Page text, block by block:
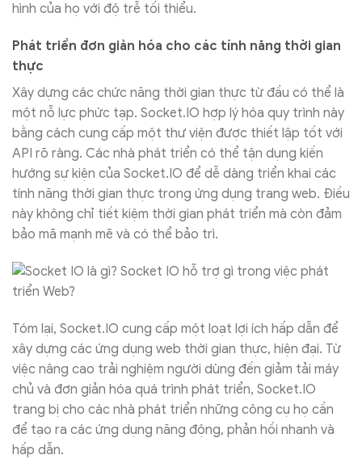
hình của họ với độ trễ tối thiểu.
Phát triển đơn giản hóa cho các tính năng thời gian
thực
Xây dựng các chức năng thời gian thực từ đầu có thể là
một nỗ lực phức tạp. Socket.IO hợp lý hóa quy trình này
bằng cách cung cấp một thư viện được thiết lập tốt với
API rõ ràng. Các nhà phát triển có thể tận dụng kiến
hướng sự kiện của Socket.IO để dễ dàng triển khai các
tính năng thời gian thực trong ứng dụng trang web. Điều
này không chỉ tiết kiệm thời gian phát triển mà còn đảm
bảo mã mạnh mẽ và có thể bảo trì.
Tóm lại, Socket.IO cung cấp một loạt lợi ích hấp dẫn để
xây dựng các ứng dụng web thời gian thực, hiện đại. Từ
việc nâng cao trải nghiệm người dùng đến giảm tải máy
chủ và đơn giản hóa quá trình phát triển, Socket.IO
trang bị cho các nhà phát triển những công cụ họ cần
để tạo ra các ứng dụng năng động, phản hồi nhanh và
hấp dẫn.